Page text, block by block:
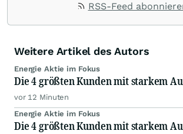
Region aus und gehört daher zu
Growth Fund eine Fondslösung
die Strategie fortgesetzt hat. Lukas
wachstumsstarke, profitable und
starke Unternehmen, die ein
Geschäftsmodell aufweisen und
Free Cashflows sowie hohe
erzielen können.
RSS-Feed
Weitere Artikel des Autors
Energie Aktie im Fokus
Die 4 größten Kunden mit starkem
vor 12 Minuten
Energie Aktie im Fokus
Die 4 größten Kunden mit starkem